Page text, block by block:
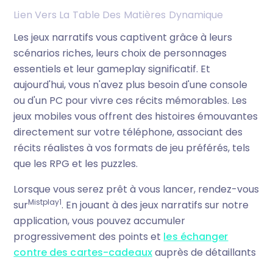
Lien Vers La Table Des Matières Dynamique
Les jeux narratifs vous captivent grâce à leurs
scénarios riches, leurs choix de personnages
essentiels et leur gameplay significatif. Et
aujourd'hui, vous n'avez plus besoin d'une console
ou d'un PC pour vivre ces récits mémorables. Les
jeux mobiles vous offrent des histoires émouvantes
directement sur votre téléphone, associant des
récits réalistes à vos formats de jeu préférés, tels
que les RPG et les puzzles.
Lorsque vous serez prêt à vous lancer, rendez-vous
surMistplay1. En jouant à des jeux narratifs sur notre
application, vous pouvez accumuler
progressivement des points et les échanger
contre des cartes-cadeauxauprès de détaillants